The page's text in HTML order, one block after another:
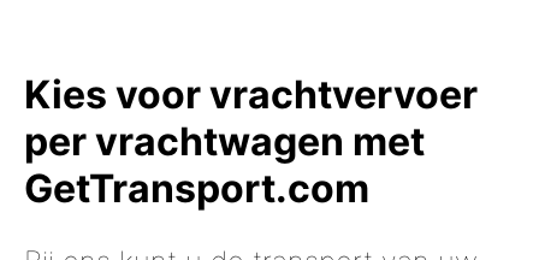
Kies voor vrachtvervoer
per vrachtwagen met
GetTransport.com